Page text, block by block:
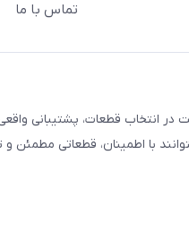
تماس با ما
دقت در انتخاب قطعات، پشتیبانی
با اطمینان، قطعاتی